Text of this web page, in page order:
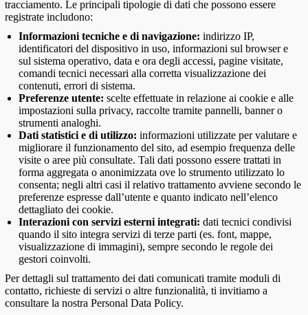
tracciamento. Le principali tipologie di dati che possono essere
registrate includono:
Informazioni tecniche e di navigazione: indirizzo IP,
identificatori del dispositivo in uso, informazioni sul browser e
sul sistema operativo, data e ora degli accessi, pagine visitate,
comandi tecnici necessari alla corretta visualizzazione dei
contenuti, errori di sistema.
Preferenze utente: scelte effettuate in relazione ai cookie e alle
impostazioni sulla privacy, raccolte tramite pannelli, banner o
strumenti analoghi.
Dati statistici e di utilizzo: informazioni utilizzate per valutare e
migliorare il funzionamento del sito, ad esempio frequenza delle
visite o aree più consultate. Tali dati possono essere trattati in
forma aggregata o anonimizzata ove lo strumento utilizzato lo
consenta; negli altri casi il relativo trattamento avviene secondo le
preferenze espresse dall’utente e quanto indicato nell’elenco
dettagliato dei cookie.
Interazioni con servizi esterni integrati: dati tecnici condivisi
quando il sito integra servizi di terze parti (es. font, mappe,
visualizzazione di immagini), sempre secondo le regole dei
gestori coinvolti.
Per dettagli sul trattamento dei dati comunicati tramite moduli di
contatto, richieste di servizi o altre funzionalità, ti invitiamo a
consultare la nostra Personal Data Policy.